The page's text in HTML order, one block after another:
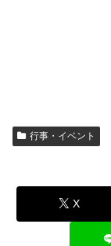
行事・イベント
X